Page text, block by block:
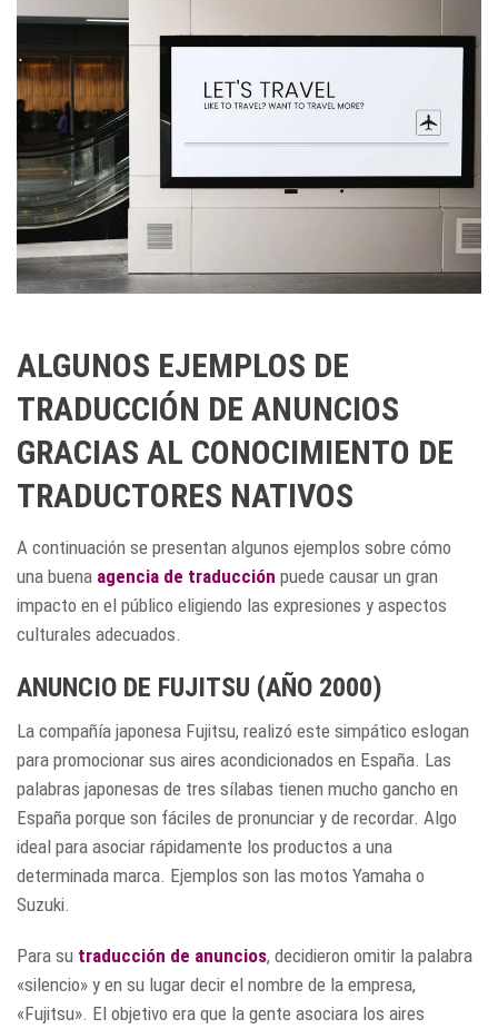
ALGUNOS EJEMPLOS DE
TRADUCCIÓN DE ANUNCIOS
GRACIAS AL CONOCIMIENTO DE
TRADUCTORES NATIVOS
A continuación se presentan algunos ejemplos sobre cómo
una buena agencia de traducción puede causar un gran
impacto en el público eligiendo las expresiones y aspectos
culturales adecuados.
ANUNCIO DE FUJITSU (AÑO 2000)
La compañía japonesa Fujitsu, realizó este simpático eslogan
para promocionar sus aires acondicionados en España. Las
palabras japonesas de tres sílabas tienen mucho gancho en
España porque son fáciles de pronunciar y de recordar. Algo
ideal para asociar rápidamente los productos a una
determinada marca. Ejemplos son las motos Yamaha o
Suzuki.
Para su traducción de anuncios, decidieron omitir la palabra
«silencio» y en su lugar decir el nombre de la empresa,
«Fujitsu». El objetivo era que la gente asociara los aires